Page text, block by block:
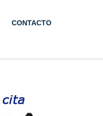
CONTACTO